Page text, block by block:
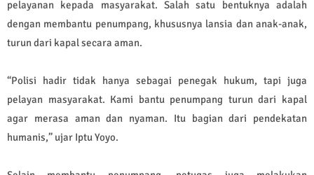
pelayanan kepada masyarakat. Salah satu bentuknya adalah
dengan membantu penumpang, khususnya lansia dan anak-anak,
turun dari kapal secara aman.
“Polisi hadir tidak hanya sebagai penegak hukum, tapi juga
pelayan masyarakat. Kami bantu penumpang turun dari kapal
agar merasa aman dan nyaman. Itu bagian dari pendekatan
humanis,” ujar Iptu Yoyo.